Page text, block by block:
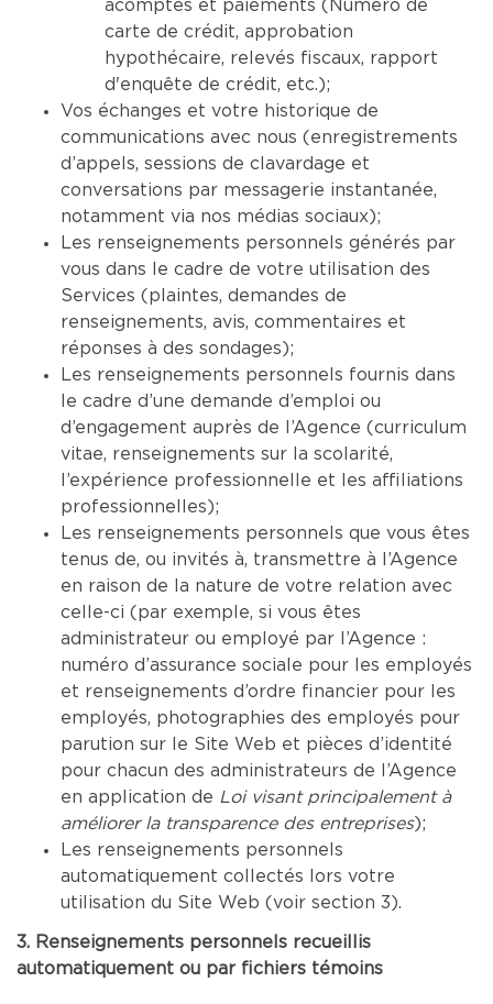
acomptes et paiements (Numéro de
carte de crédit, approbation
hypothécaire, relevés fiscaux, rapport
d'enquête de crédit, etc.);
Vos échanges et votre historique de
communications avec nous (enregistrements
d’appels, sessions de clavardage et
conversations par messagerie instantanée,
notamment via nos médias sociaux);
Les renseignements personnels générés par
vous dans le cadre de votre utilisation des
Services (plaintes, demandes de
renseignements, avis, commentaires et
réponses à des sondages);
Les renseignements personnels fournis dans
le cadre d’une demande d’emploi ou
d’engagement auprès de l’Agence (curriculum
vitae, renseignements sur la scolarité,
l’expérience professionnelle et les affiliations
professionnelles);
Les renseignements personnels que vous êtes
tenus de, ou invités à, transmettre à l’Agence
en raison de la nature de votre relation avec
celle-ci (par exemple, si vous êtes
administrateur ou employé par l’Agence :
numéro d’assurance sociale pour les employés
et renseignements d’ordre financier pour les
employés, photographies des employés pour
parution sur le Site Web et pièces d’identité
pour chacun des administrateurs de l’Agence
en application de Loi visant principalement à
améliorer la transparence des entreprises);
Les renseignements personnels
automatiquement collectés lors votre
utilisation du Site Web (voir section 3).
3. Renseignements personnels recueillis
automatiquement ou par fichiers témoins